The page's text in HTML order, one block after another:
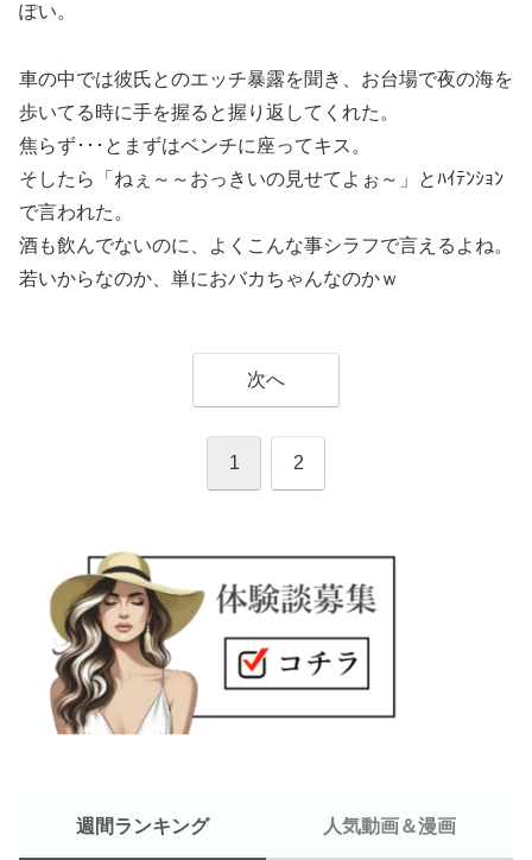
ぽい。
車の中では彼氏とのエッチ暴露を聞き、お台場で夜の海を
歩いてる時に手を握ると握り返してくれた。
焦らず･･･とまずはベンチに座ってキス。
そしたら「ねぇ～～おっきいの見せてよぉ～」とﾊｲﾃﾝｼｮﾝ
で言われた。
酒も飲んでないのに、よくこんな事シラフで言えるよね。
若いからなのか、単におバカちゃんなのかｗ
次へ
1 2
週間ランキング 人気動画＆漫画